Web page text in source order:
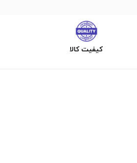
کیفیت کالا